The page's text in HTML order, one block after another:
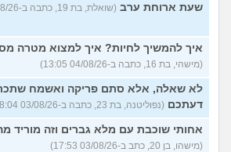
שעת ארוחת ערב (שואלת, בת 19, כתבה ב-04/08/26 13:14)
איך להמשיך לחיות? איך למצוא מטרה
(מישהי, בת 16, כתבה ב-04/08/26 13:05)
לא שאלה, אלא סתם פריקה ואשמח
דעתכם (נפוליטנה, בת 23, כתבה ב-03/08/26 18:04)
אחותי שוכבת עם מלא גברים וזה מוריד
(מישהו, בן 20, כתב ב-03/08/26 17:53)